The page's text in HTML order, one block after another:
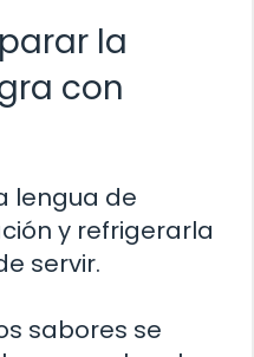
la
con
lengua de
y refrigerarla
servir.
sabores se